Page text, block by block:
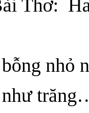
Thơ: